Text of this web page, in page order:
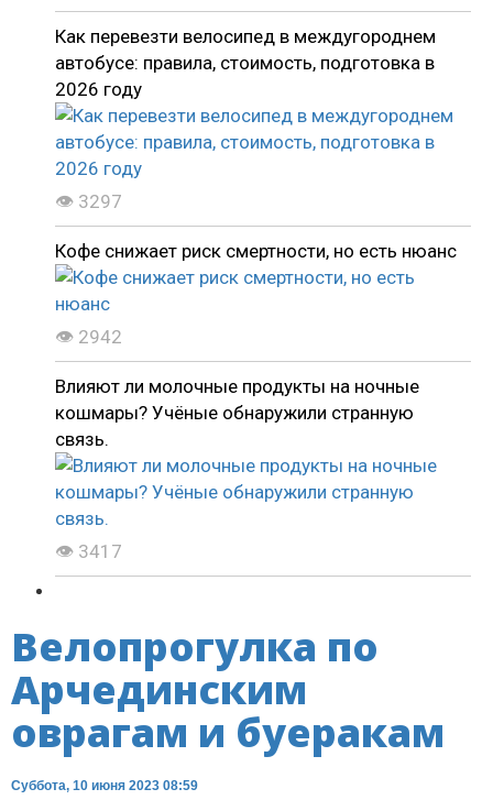
Как перевезти велосипед в междугороднем
автобусе: правила, стоимость, подготовка в
2026 году
👁 3297
Кофе снижает риск смертности, но есть нюанс
👁 2942
Влияют ли молочные продукты на ночные
кошмары? Учёные обнаружили странную
связь.
👁 3417
Велопрогулка по
Арчединским
оврагам и буеракам
Суббота, 10 июня 2023 08:59